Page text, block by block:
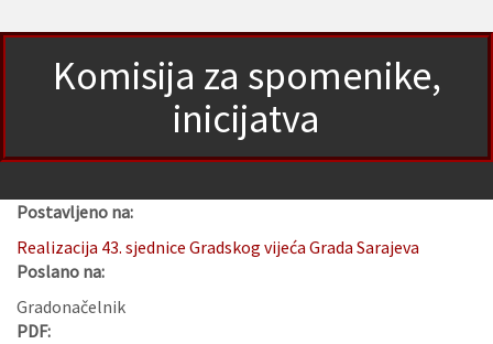
Komisija za spomenike,
inicijatva
Postavljeno na:
Realizacija 43. sjednice Gradskog vijeća Grada Sarajeva
Poslano na:
Gradonačelnik
PDF: